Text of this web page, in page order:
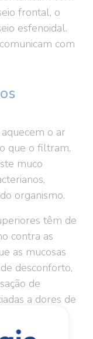
frontal, o
esfenoidal.
com
o ar
que o filtram,
muco
organismo.
têm de
contra as
as mucosas
desconforto,
de
a dores de
além de
ser